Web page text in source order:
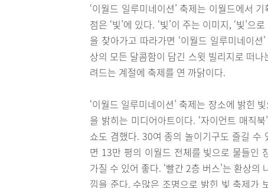
‘이월드 일루미네이션’ 축제는 이월드에서
점은 ‘빛’에 있다. ‘빛’이 주는 이미지, ‘빛’으
을 찾아가고 따라가면 ‘이월드 일루미네이
상의 모든 달콤함이 담긴 스윗 빌리지로 떠
려드는 계절에 축제를 연 까닭이다.
‘이월드 일루미네이션’ 축제는 장소에 밝힌
을 밝히는 미디어아트이다. ‘자이언트 매직
쇼도 겸했다. 30여 종의 놀이기구도 즐길 수
면 13만 평의 이월드 전체를 빛으로 물들인
가질 수 있어 좋다. ‘빨간 2층 버스’는 환상
낌을 준다. 수많은 조명으로 밝힌 빛 축제가